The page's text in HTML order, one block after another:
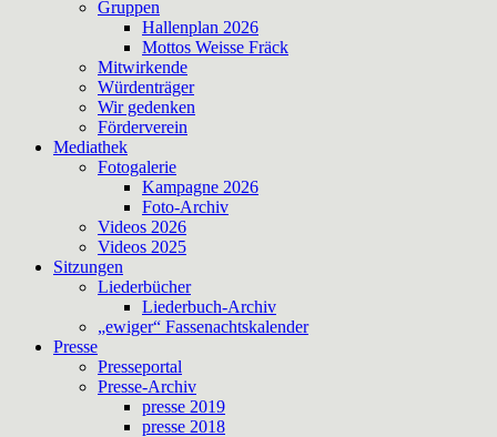
Gruppen
Hallenplan 2026
Mottos Weisse Fräck
Mitwirkende
Würdenträger
Wir gedenken
Förderverein
Mediathek
Fotogalerie
Kampagne 2026
Foto-Archiv
Videos 2026
Videos 2025
Sitzungen
Liederbücher
Liederbuch-Archiv
„ewiger“ Fassenachtskalender
Presse
Presseportal
Presse-Archiv
presse 2019
presse 2018